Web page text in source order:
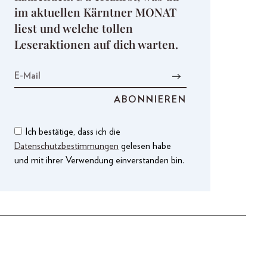
im aktuellen Kärntner MONAT
liest und welche tollen
Leseraktionen auf dich warten.
Ich bestätige, dass ich die
Datenschutzbestimmungen gelesen habe
und mit ihrer Verwendung einverstanden bin.